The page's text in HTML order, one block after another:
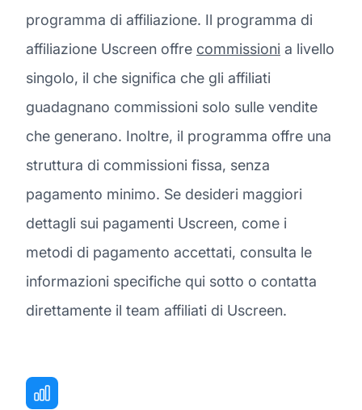
programma di affiliazione. Il programma di
affiliazione Uscreen offre commissioni a livello
singolo, il che significa che gli affiliati
guadagnano commissioni solo sulle vendite
che generano. Inoltre, il programma offre una
struttura di commissioni fissa, senza
pagamento minimo. Se desideri maggiori
dettagli sui pagamenti Uscreen, come i
metodi di pagamento accettati, consulta le
informazioni specifiche qui sotto o contatta
direttamente il team affiliati di Uscreen.